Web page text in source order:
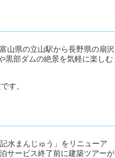
山県の立山駅から長野県の扇沢
黒部ダムの絶景を気軽に楽しむ
す。
水まんじゅう」をリニューア
サービス終了前に建築ツアーが